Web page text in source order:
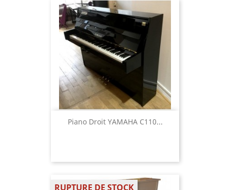
Piano Droit YAMAHA C110...
RUPTURE DE STOCK